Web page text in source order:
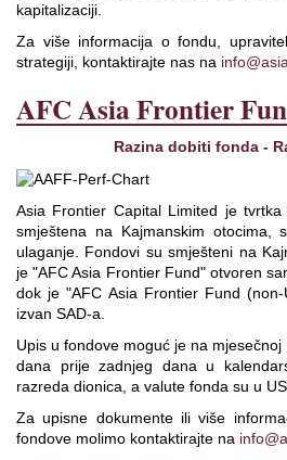
kapitalizaciji.
Za više informacija o fondu,
strategiji, kontaktirajte nas na
AFC Asia Frontier
Razina dobiti fonda -
Asia Frontier Capital Limited je tvrtka
smještena na Kajmanskim otocima,
ulaganje. Fondovi su smješteni na
je "AFC Asia Frontier Fund" otvoren
dok je "AFC Asia Frontier Fund
izvan SAD-a.
Upis u fondove moguć je na
dana prije zadnjeg dana u
razreda dionica, a valute fonda su u
Za upisne dokumente ili više
fondove molimo kontaktirajte na